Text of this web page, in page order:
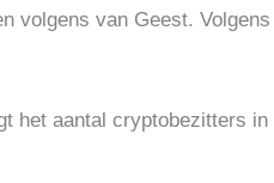
volgens van Geest.
het aantal cryptobezitters